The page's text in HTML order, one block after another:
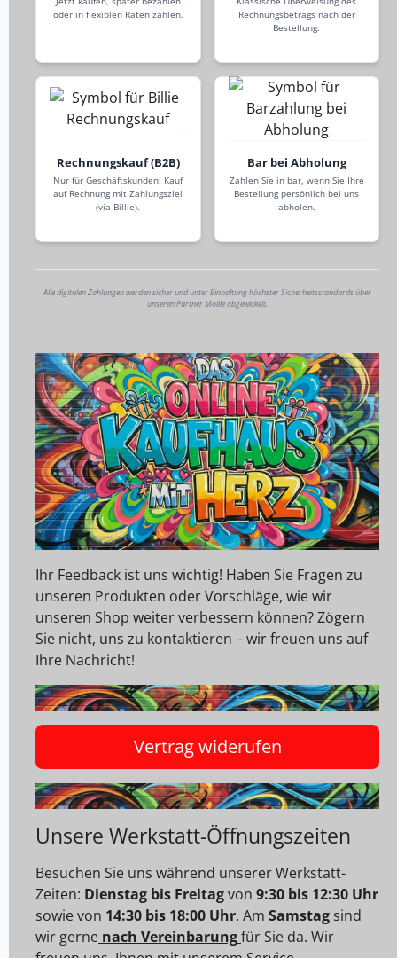
oder in flexiblen Raten zahlen.
Rechnungsbetrags nach der
Bestellung.
Rechnungskauf (B2B)
Nur für Geschäftskunden: Kauf
auf Rechnung mit Zahlungsziel
(via Billie).
Bar bei Abholung
Zahlen Sie in bar, wenn Sie Ihre
Bestellung persönlich bei uns
abholen.
Alle digitalen Zahlungen werden sicher und unter Einhaltung höchster Sicherheitsstandards über
unseren Partner Mollie abgewickelt.
Ihr Feedback ist uns wichtig! Haben Sie Fragen zu
unseren Produkten oder Vorschläge, wie wir
unseren Shop weiter verbessern können? Zögern
Sie nicht, uns zu kontaktieren – wir freuen uns auf
Ihre Nachricht!
Vertrag widerufen
Unsere Werkstatt-Öffnungszeiten
Besuchen Sie uns während unserer Werkstatt-
Zeiten: Dienstag bis Freitagvon 9:30 bis 12:30 Uhr
sowie von 14:30 bis 18:00 Uhr. Am Samstag sind
wir gerne nach Vereinbarungfür Sie da. Wir